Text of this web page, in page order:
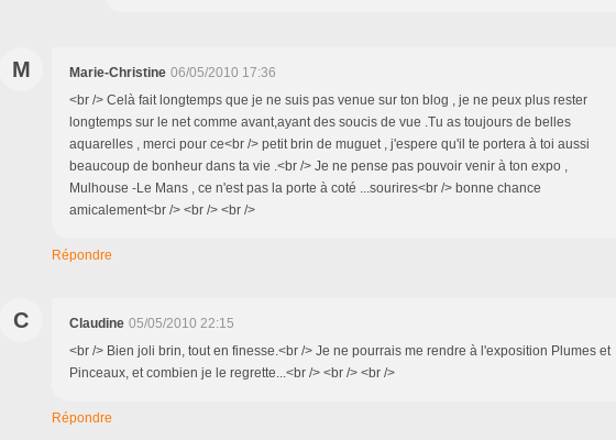
M Marie-Christine 06/05/2010 17:36
<br /> Celà fait longtemps que je ne suis pas venue sur ton blog , je ne peux plus rester
longtemps sur le net comme avant,ayant des soucis de vue .Tu as toujours de belles
aquarelles , merci pour ce<br /> petit brin de muguet , j'espere qu'il te portera à toi aussi
beaucoup de bonheur dans ta vie .<br /> Je ne pense pas pouvoir venir à ton expo ,
Mulhouse -Le Mans , ce n'est pas la porte à coté ...sourires<br /> bonne chance
amicalement<br /> <br /> <br />
Répondre
C Claudine 05/05/2010 22:15
<br /> Bien joli brin, tout en finesse.<br /> Je ne pourrais me rendre à l'exposition Plumes et
Pinceaux, et combien je le regrette...<br /> <br /> <br />
Répondre